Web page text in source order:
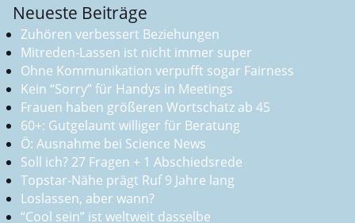
Neueste Beiträge
Zuhören verbessert Beziehungen
Mitreden-Lassen ist nicht immer super
Ohne Kommunikation verpufft sogar Fairness
Kein “Sorry” für Handys in Meetings
Frauen haben größeren Wortschatz ab 45
60+: Gutgelaunt williger für Beratung
Ö: Ausnahme bei Science News
Soll ich? 27 Fragen + 1 Abschiedsrede
Topstar-Nähe prägt Ruf 9 Jahre lang
Loslassen, aber wann?
“Cool sein” ist weltweit dasselbe